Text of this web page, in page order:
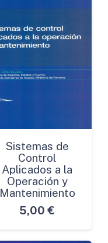
Sistemas de
Control
Aplicados a la
Operación y
Mantenimiento
5,00 €